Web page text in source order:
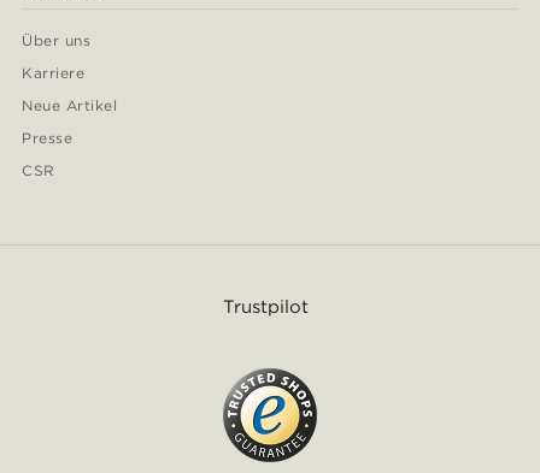
Über uns
Karriere
Neue Artikel
Presse
CSR
Trustpilot